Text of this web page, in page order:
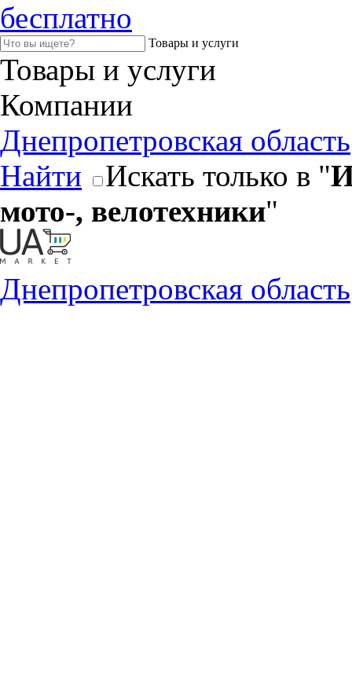
бесплатно
Товары и услуги
Товары и услуги
Компании
Днепропетровская область
Найти
Искать только в "
мото-, велотехники"
Днепропетровская область